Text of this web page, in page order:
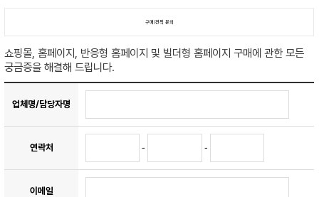
구매/견적 문의
쇼핑몰, 홈페이지, 반응형 홈페이지 및 빌더형 홈페이지 구매에 관한 모든
궁금증을 해결해 드립니다.
업체명/담당자명
연락처 - -
이메일